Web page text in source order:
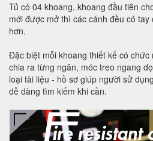
Tủ có 04 khoang, khoang đầu tiên
mới được mở thì các cánh đều có
hơn.
Đặc biệt mỗi khoang thiết kế có
chia ra từng ngăn, móc treo ngang
loại tài liệu - hồ sơ giúp người sử
dễ dàng tìm kiếm khi cần.